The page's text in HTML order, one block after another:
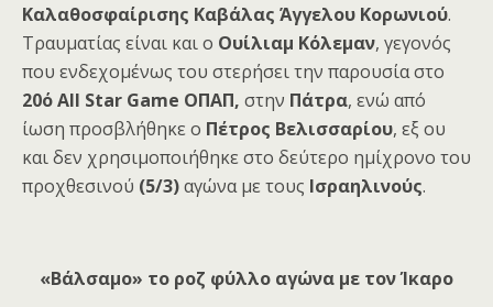
Καλαθοσφαίρισης Καβάλας Άγγελου Κορωνιού.
Τραυματίας είναι και ο Ουίλιαμ Κόλεμαν, γεγονός
που ενδεχομένως του στερήσει την παρουσία στο
20ό All Star Game ΟΠΑΠ, στην Πάτρα, ενώ από
ίωση προσβλήθηκε ο Πέτρος Βελισσαρίου, εξ ου
και δεν χρησιμοποιήθηκε στο δεύτερο ημίχρονο του
προχθεσινού (5/3)αγώνα με τους Ισραηλινούς.
«Βάλσαμο» το ροζ φύλλο αγώνα με τον Ίκαρο